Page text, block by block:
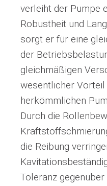
verleiht der Pumpe
Robustheit und
sorgt er für eine
der
gleichmäßigen
wesentlicher Vorteil
herkömmlichen
Durch die
die Reibung
Toleranz